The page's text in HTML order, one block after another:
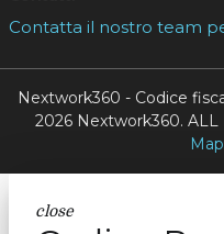
Contatta il nostro team
Nextwork360 - Codice
2026 Nextwork360. ALL
close